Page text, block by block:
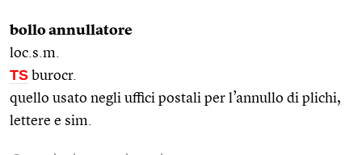
bollo annullatore
loc.s.m.
TS burocr.
quello usato negli uffici postali per l’annullo di plichi,
lettere e sim.